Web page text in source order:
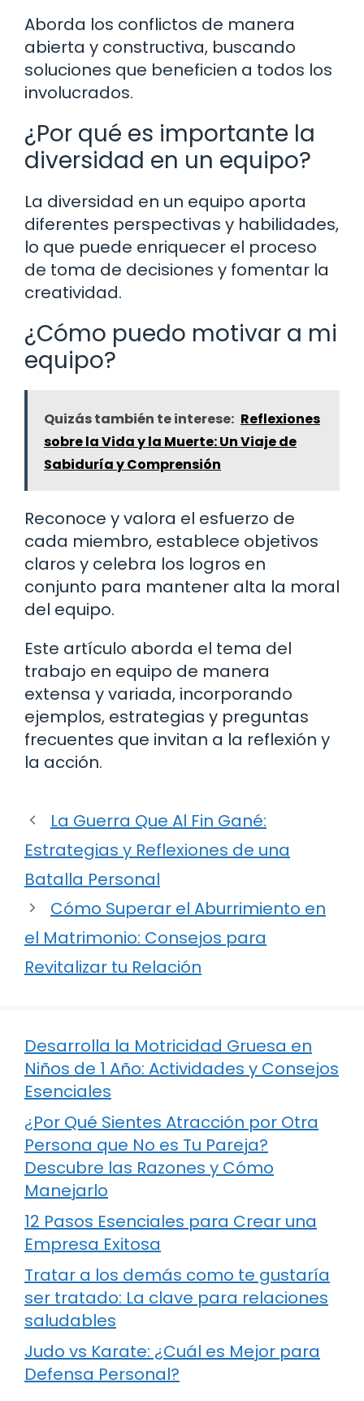
Aborda los conflictos de manera
abierta y constructiva, buscando
soluciones que beneficien a todos los
involucrados.
¿Por qué es importante la
diversidad en un equipo?
La diversidad en un equipo aporta
diferentes perspectivas y habilidades,
lo que puede enriquecer el proceso
de toma de decisiones y fomentar la
creatividad.
¿Cómo puedo motivar a mi
equipo?
Quizás también te interese: Reflexiones
sobre la Vida y la Muerte: Un Viaje de
Sabiduría y Comprensión
Reconoce y valora el esfuerzo de
cada miembro, establece objetivos
claros y celebra los logros en
conjunto para mantener alta la moral
del equipo.
Este artículo aborda el tema del
trabajo en equipo de manera
extensa y variada, incorporando
ejemplos, estrategias y preguntas
frecuentes que invitan a la reflexión y
la acción.
La Guerra Que Al Fin Gané:
Estrategias y Reflexiones de una
Batalla Personal
Cómo Superar el Aburrimiento en
el Matrimonio: Consejos para
Revitalizar tu Relación
Desarrolla la Motricidad Gruesa en
Niños de 1 Año: Actividades y Consejos
Esenciales
¿Por Qué Sientes Atracción por Otra
Persona que No es Tu Pareja?
Descubre las Razones y Cómo
Manejarlo
12 Pasos Esenciales para Crear una
Empresa Exitosa
Tratar a los demás como te gustaría
ser tratado: La clave para relaciones
saludables
Judo vs Karate: ¿Cuál es Mejor para
Defensa Personal?